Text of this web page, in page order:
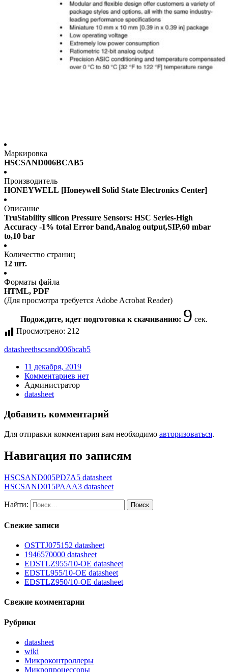
Маркировка
HSCSAND006BCAB5
Производитель
HONEYWELL [Honeywell Solid State Electronics Center]
Описание
TruStability silicon Pressure Sensors: HSC Series-High
Accuracy -1% total Error band,Analog output,SIP,60 mbar
to,10 bar
Количество страниц
12 шт.
Форматы файла
HTML, PDF
(Для просмотра требуется Adobe Acrobat Reader)
Подождите, идет подготовка к скачиванию: 9 сек.
Просмотрено: 212
datasheethscsand006bcab5
11 декабря, 2019
Комментариев нет
Администратор
datasheet
Добавить комментарий
Для отправки комментария вам необходимо авторизоваться.
Навигация по записям
HSCSAND005PD7A5 datasheet
HSCSAND015PAAA3 datasheet
Найти:
Свежие записи
OSTTJ075152 datasheet
1946570000 datasheet
EDSTLZ955/10-OE datasheet
EDSTL955/10-OE datasheet
EDSTLZ950/10-OE datasheet
Свежие комментарии
Рубрики
datasheet
wiki
Микроконтроллеры
Микропроцессоры